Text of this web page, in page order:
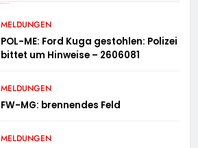
MELDUNGEN
POL-ME: Ford Kuga gestohlen: Polizei
bittet um Hinweise – 2606081
MELDUNGEN
FW-MG: brennendes Feld
MELDUNGEN